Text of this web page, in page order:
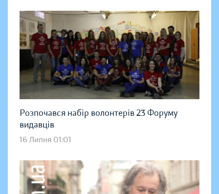
Розпочався набір волонтерів 23 Форуму
видавців
16 Липня 01:01